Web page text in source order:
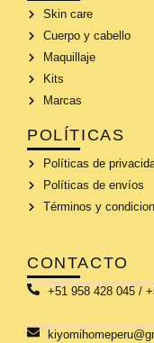
Skin care
Cuerpo y cabello
Maquillaje
Kits
Marcas
POLÍTICAS
Políticas de
Políticas de envíos
Términos y
CONTACTO
+51 958 428 045 /